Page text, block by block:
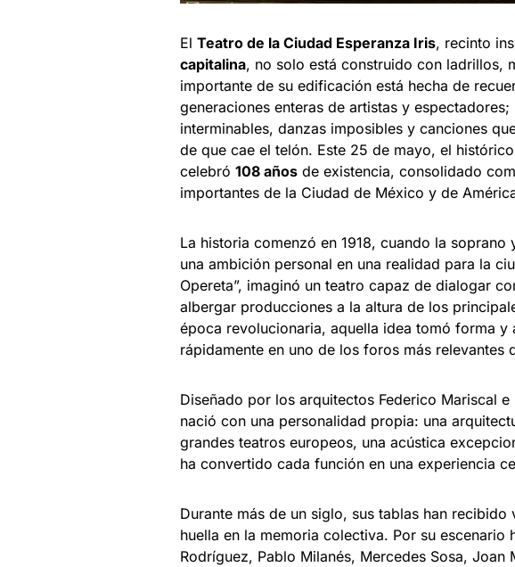
El Teatro de la Ciudad Esperanza Iris, recinto
capitalina, no solo está construido con ladrillos,
importante de su edificación está hecha de
generaciones enteras de artistas y
interminables, danzas imposibles y canciones
de que cae el telón. Este 25 de mayo, el
celebró 108 años de existencia, consolidado
importantes de la Ciudad de México y de
La historia comenzó en 1918, cuando la
una ambición personal en una realidad para la
Opereta”, imaginó un teatro capaz de dialogar
albergar producciones a la altura de los
época revolucionaria, aquella idea tomó forma y
rápidamente en uno de los foros más relevantes
Diseñado por los arquitectos Federico Mariscal
nació con una personalidad propia: una
grandes teatros europeos, una acústica
ha convertido cada función en una experiencia
Durante más de un siglo, sus tablas han
huella en la memoria colectiva. Por su
Rodríguez, Pablo Milanés, Mercedes Sosa, Joan